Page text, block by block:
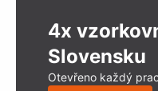
4x
Slovensku
Otevřeno každý